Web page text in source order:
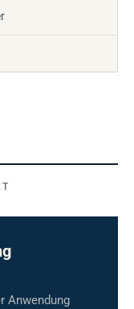
Anwendung